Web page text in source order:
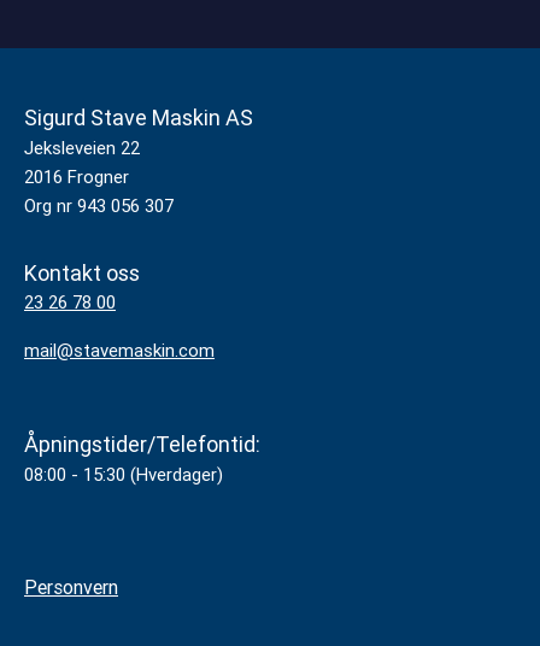
Sigurd Stave Maskin AS
Jeksleveien 22
2016 Frogner
Org nr 943 056 307
Kontakt oss
23 26 78 00
mail@stavemaskin.com
Åpningstider/Telefontid:
08:00 - 15:30 (Hverdager)
Personvern